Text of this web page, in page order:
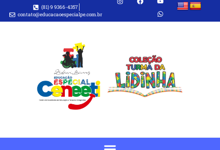
(81) 9 9366-4357
contato@educacaoespecialpe.com.br